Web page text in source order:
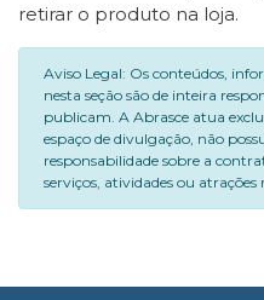
retirar o produto na loja.
Aviso Legal: Os conteúdos,
nesta seção são de inteira
publicam. A Abrasce atua
espaço de divulgação, não
responsabilidade sobre a
serviços, atividades ou atrações